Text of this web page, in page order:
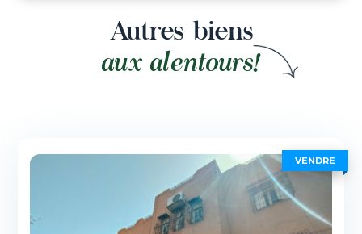
Autres biens
aux alentours!
VENDRE